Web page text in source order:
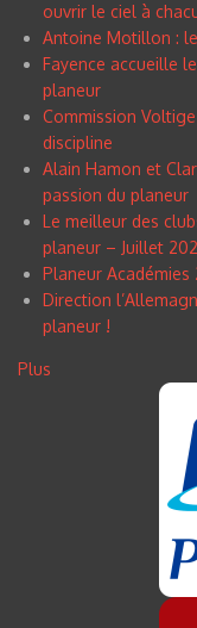
ouvrir le ciel à
Antoine Motillon :
Fayence accueille
planeur
Commission
discipline
Alain Hamon et
passion du planeur
Le meilleur des
planeur – Juillet
Planeur
Direction
planeur !
Plus